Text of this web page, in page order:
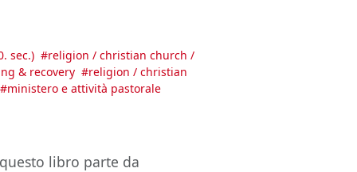
sec.) #religion / christian church /
& recovery #religion / christian
#ministero e attività pastorale
libro parte da